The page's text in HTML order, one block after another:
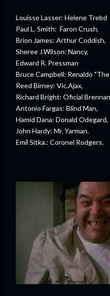
Louisse Lasser: Helene Trebd
Paul L. Smith: Faron Crush,
Brion James: Arthur Coddish,
Sheree J.Wilson: Nancy,
Edward R. Pressman
Bruce Campbell: Renaldo
Reed Birney: Vic.Ajax,
Richard Bright: Oficial
Antonio Fargas: Blind Man,
Hamid Dana: Donald Odegard,
John Hardy: Mr. Yarman.
Emil Sitka.: Coronel Rodgers,